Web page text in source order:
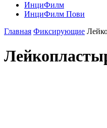
ИнциФилм
ИнциФилм Пови
Главная Фиксирующие